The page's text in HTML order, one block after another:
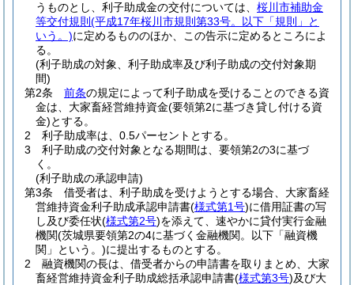
うものとし、利子助成金の交付については、 桜川市補助金
等交付規則 (平成17年桜川市規則第33号。以下「規則」と
いう。)に定めるもののほか、この告示に定めるところによ
る。
(利子助成の対象、利子助成率及び利子助成の交付対象期
間)
第2条
前条の規定によって利子助成を受けることのできる資
金は、大家畜経営維持資金(要領第2に基づき貸し付ける資
金)とする。
2
利子助成率は、0.5パーセントとする。
3
利子助成の交付対象となる期間は、要領第2の3に基づ
く。
(利子助成の承認申請)
第3条
借受者は、利子助成を受けようとする場合、大家畜経
営維持資金利子助成承認申請書(様式第1号)に借用証書の写
し及び委任状(様式第2号)を添えて、速やかに貸付実行金融
機関(茨城県要領第2の4に基づく金融機関。以下「融資機
関」という。)に提出するものとする。
2
融資機関の長は、借受者からの申請書を取りまとめ、大家
畜経営維持資金利子助成総括承認申請書(様式第3号)及び大